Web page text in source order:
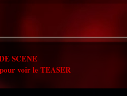
SCENE
voir le TEASER